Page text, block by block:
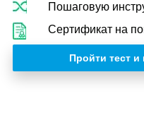
Пошаговую
Сертификат на
Пройти тест